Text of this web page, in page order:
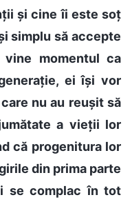
și cine îi este soț
simplu să accepte
vine momentul ca
ei își vor
nu au reușit să
a vieții lor
că progenitura lor
din prima parte
se complac în tot